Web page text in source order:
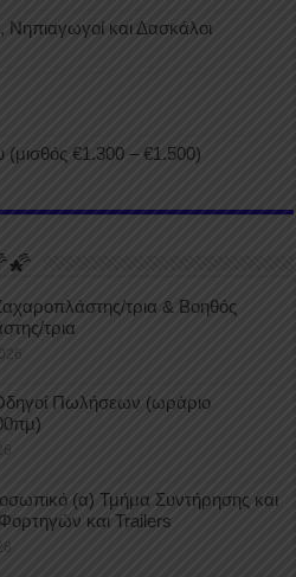
Νηπιαγωγοί και Δασκάλοι
(μισθός €1.300 – €1.500)
τρια & Βοηθός
τρια
Πωλήσεων (ωράριο
(α) Τμήμα Συντήρησης και
και Trailers